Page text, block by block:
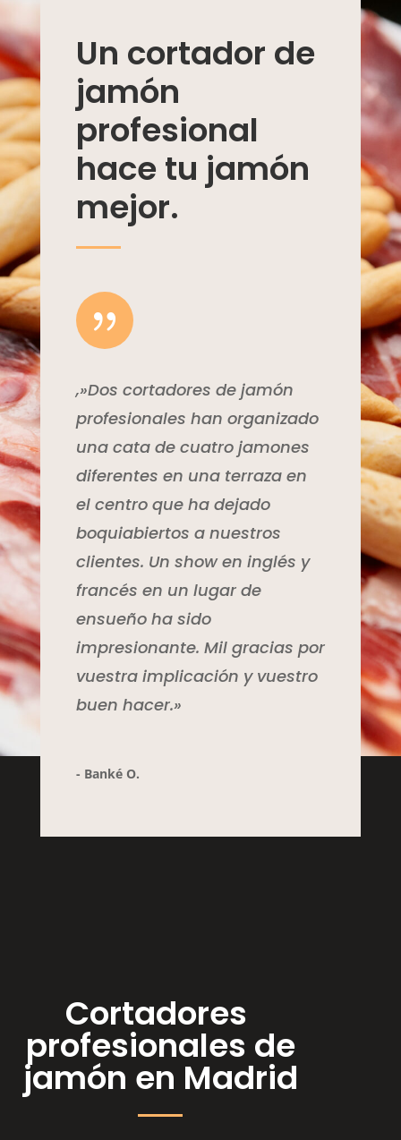
Un cortador de
jamón
profesional
hace tu jamón
mejor.
{
,»Dos cortadores de jamón
profesionales han organizado
una cata de cuatro jamones
diferentes en una terraza en
el centro que ha dejado
boquiabiertos a nuestros
clientes. Un show en inglés y
francés en un lugar de
ensueño ha sido
impresionante. Mil gracias por
vuestra implicación y vuestro
buen hacer.»
- Banké O.
Cortadores
profesionales de
jamón en Madrid